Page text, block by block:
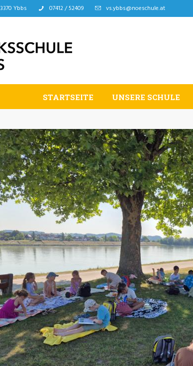
Ybbs 07412 / 52409 vs.ybbs@noeschule.at
STARTSEITE UNSERE SCHULE